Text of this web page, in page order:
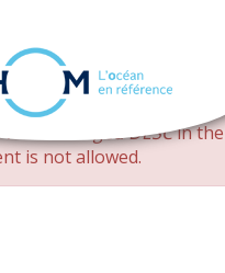
changed DESCin the
is not allowed.